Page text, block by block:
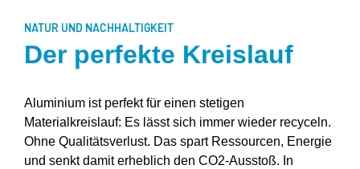
NATUR UND NACHHALTIGKEIT
Der perfekte Kreislauf
Aluminium ist perfekt für einen stetigen
Materialkreislauf: Es lässt sich immer wieder recyceln.
Ohne Qualitätsverlust. Das spart Ressourcen, Energie
und senkt damit erheblich den CO2-Ausstoß. In